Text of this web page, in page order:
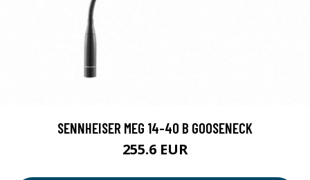
SENNHEISER MEG 14-40 B GOOSENECK
255.6 EUR